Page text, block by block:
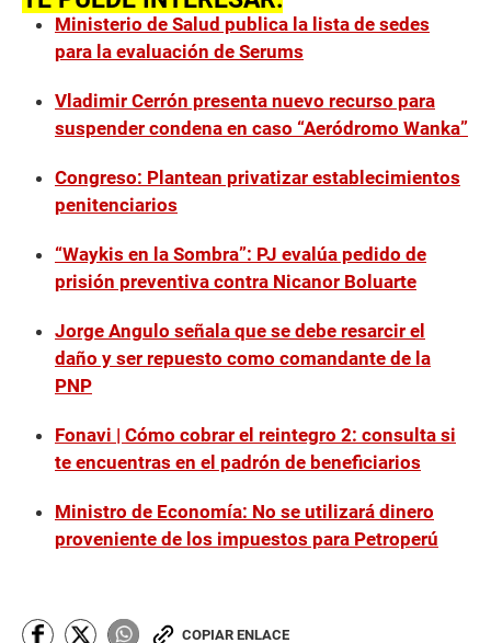
Ministerio de Salud publica la lista de sedes
para la evaluación de Serums
Vladimir Cerrón presenta nuevo recurso para
suspender condena en caso “Aeródromo Wanka”
Congreso: Plantean privatizar establecimientos
penitenciarios
“Waykis en la Sombra”: PJ evalúa pedido de
prisión preventiva contra Nicanor Boluarte
Jorge Angulo señala que se debe resarcir el
daño y ser repuesto como comandante de la
PNP
Fonavi | Cómo cobrar el reintegro 2: consulta si
te encuentras en el padrón de beneficiarios
Ministro de Economía: No se utilizará dinero
proveniente de los impuestos para Petroperú
COPIAR ENLACE